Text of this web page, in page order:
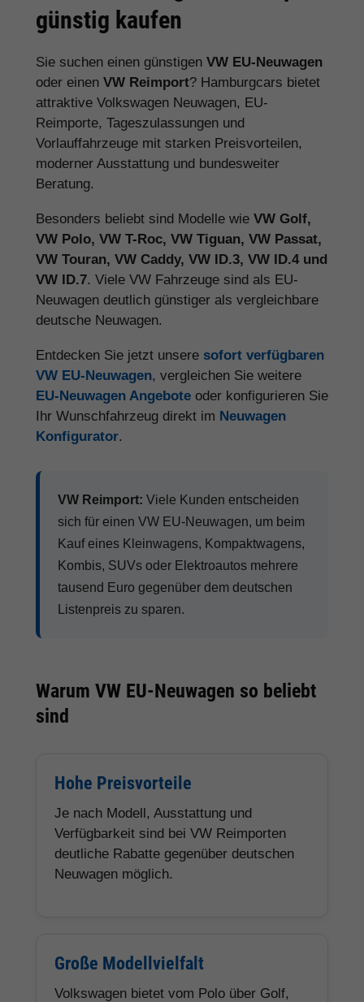
günstig kaufen
Sie suchen einen günstigen VW EU-Neuwagen
oder einen VW Reimport? Hamburgcars bietet
attraktive Volkswagen Neuwagen, EU-
Reimporte, Tageszulassungen und
Vorlauffahrzeuge mit starken Preisvorteilen,
moderner Ausstattung und bundesweiter
Beratung.
Besonders beliebt sind Modelle wie VW Golf,
VW Polo, VW T-Roc, VW Tiguan, VW Passat,
VW Touran, VW Caddy, VW ID.3, VW ID.4 und
VW ID.7. Viele VW Fahrzeuge sind als EU-
Neuwagen deutlich günstiger als vergleichbare
deutsche Neuwagen.
Entdecken Sie jetzt unsere sofort verfügbaren
VW EU-Neuwagen, vergleichen Sie weitere
EU-Neuwagen Angebote oder konfigurieren Sie
Ihr Wunschfahrzeug direkt im Neuwagen
Konfigurator.
VW Reimport: Viele Kunden entscheiden
sich für einen VW EU-Neuwagen, um beim
Kauf eines Kleinwagens, Kompaktwagens,
Kombis, SUVs oder Elektroautos mehrere
tausend Euro gegenüber dem deutschen
Listenpreis zu sparen.
Warum VW EU-Neuwagen so beliebt
sind
Hohe Preisvorteile
Je nach Modell, Ausstattung und
Verfügbarkeit sind bei VW Reimporten
deutliche Rabatte gegenüber deutschen
Neuwagen möglich.
Große Modellvielfalt
Volkswagen bietet vom Polo über Golf,